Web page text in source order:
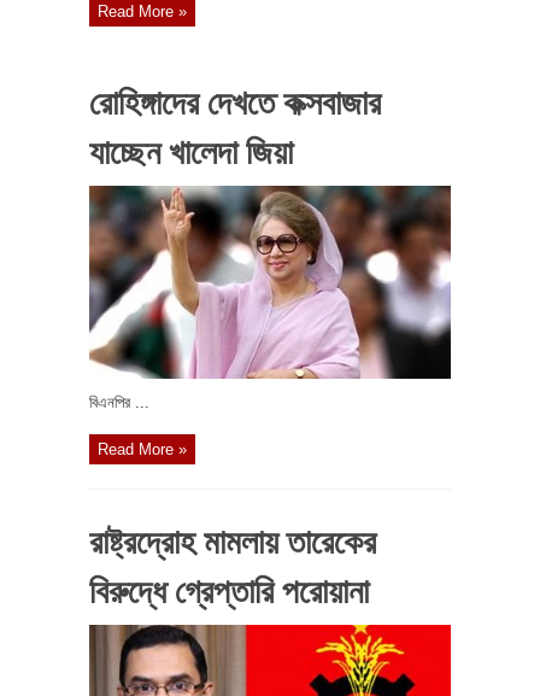
Read More »
রোহিঙ্গাদের দেখতে কক্সবাজার
যাচ্ছেন খালেদা জিয়া
বিএনপির ...
Read More »
রাষ্ট্রদ্রোহ মামলায় তারেকের
বিরুদ্ধে গ্রেপ্তারি পরোয়ানা